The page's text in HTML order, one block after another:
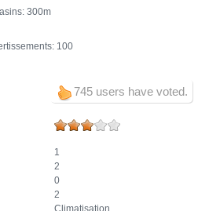
300
100
745 users have voted.
1
2
0
2